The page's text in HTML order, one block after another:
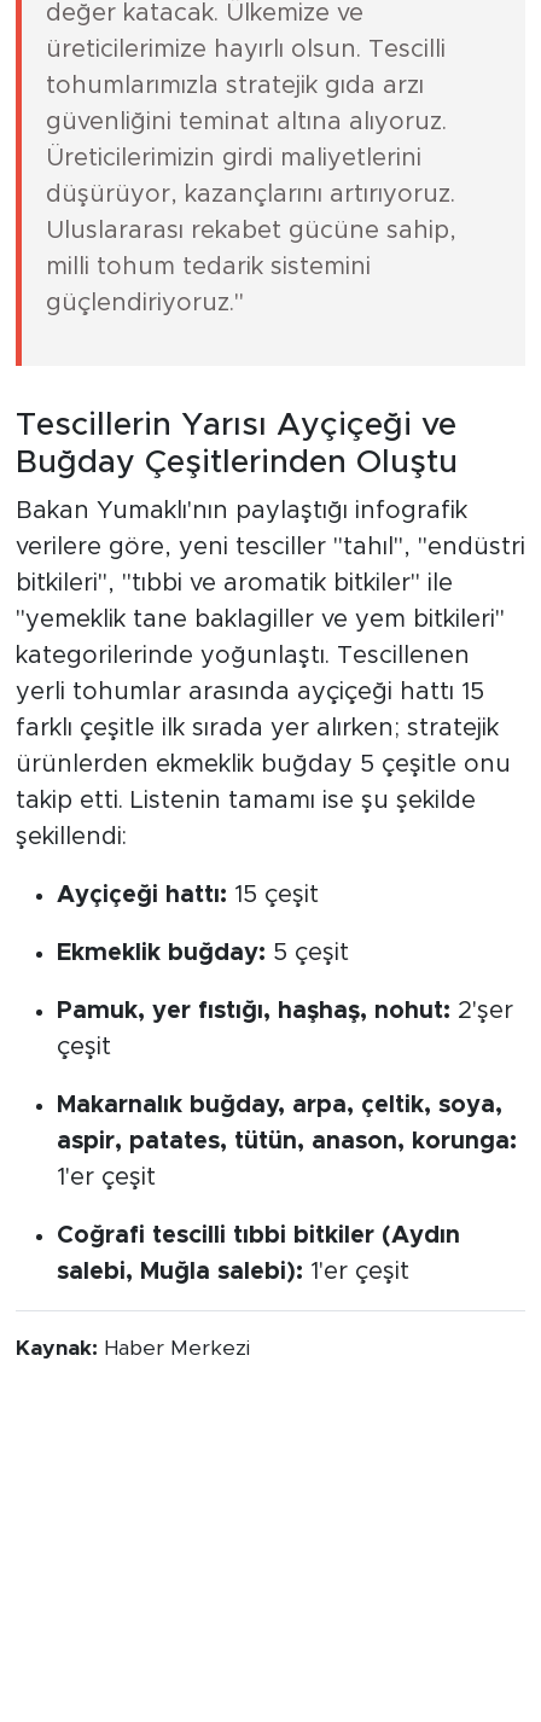
değer katacak. Ülkemize ve
üreticilerimize hayırlı olsun. Tescilli
tohumlarımızla stratejik gıda arzı
güvenliğini teminat altına alıyoruz.
Üreticilerimizin girdi maliyetlerini
düşürüyor, kazançlarını artırıyoruz.
Uluslararası rekabet gücüne sahip,
milli tohum tedarik sistemini
güçlendiriyoruz."
Tescillerin Yarısı Ayçiçeği ve
Buğday Çeşitlerinden Oluştu
Bakan Yumaklı'nın paylaştığı infografik
verilere göre, yeni tesciller "tahıl", "endüstri
bitkileri", "tıbbi ve aromatik bitkiler" ile
"yemeklik tane baklagiller ve yem bitkileri"
kategorilerinde yoğunlaştı. Tescillenen
yerli tohumlar arasında ayçiçeği hattı 15
farklı çeşitle ilk sırada yer alırken; stratejik
ürünlerden ekmeklik buğday 5 çeşitle onu
takip etti. Listenin tamamı ise şu şekilde
şekillendi:
Ayçiçeği hattı: 15 çeşit
Ekmeklik buğday: 5 çeşit
Pamuk, yer fıstığı, haşhaş, nohut: 2'şer
çeşit
Makarnalık buğday, arpa, çeltik, soya,
aspir, patates, tütün, anason, korunga:
1'er çeşit
Coğrafi tescilli tıbbi bitkiler (Aydın
salebi, Muğla salebi): 1'er çeşit
Kaynak: Haber Merkezi